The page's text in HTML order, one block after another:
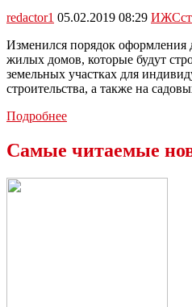
redactor1 05.02.2019 08:29 ИЖС
Изменился порядок
жилых домов, которые будут
земельных участках для
строительства, а также на
ПодробнееДо
2019
Самые читаемые